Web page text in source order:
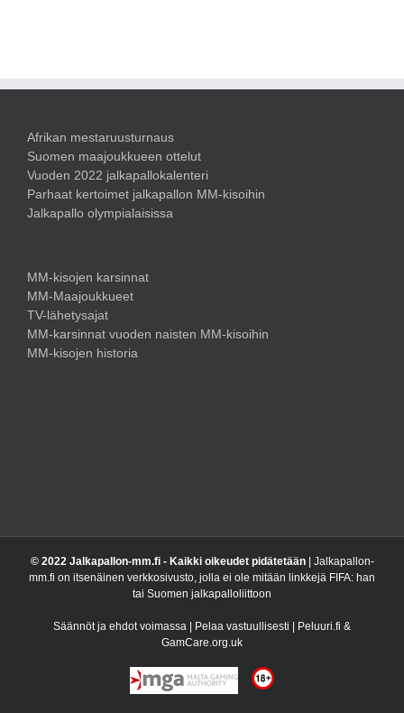
Afrikan mestaruusturnaus
Suomen maajoukkueen ottelut
Vuoden 2022 jalkapallokalenteri
Parhaat kertoimet jalkapallon MM-kisoihin
Jalkapallo olympialaisissa
MM-kisojen karsinnat
MM-Maajoukkueet
TV-lähetysajat
MM-karsinnat vuoden naisten MM-kisoihin
MM-kisojen historia
© 2022 Jalkapallon-mm.fi - Kaikki oikeudet pidätetään| Jalkapallon-
mm.fi on itsenäinen verkkosivusto, jolla ei ole mitään linkkejä FIFA: han
tai Suomen jalkapalloliittoon
Säännöt ja ehdot voimassa | Pelaa vastuullisesti | Peluuri.fi &
GamCare.org.uk